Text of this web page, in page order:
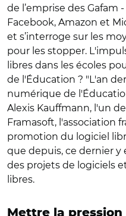
de l’emprise des Gafam
Facebook, Amazon et
et s’interroge sur les
pour les stopper.
libres dans les écoles
de l'Éducation ? "L'an
numérique de
Alexis Kauffmann, l'un
Framasoft, l'association
promotion du logiciel
que depuis, ce dernier
des projets de logiciels
libres.
Mettre la pression